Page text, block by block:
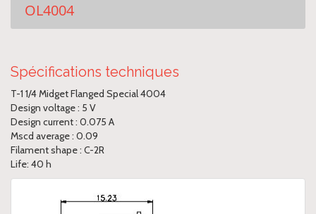
OL4004
Spécifications techniques
T-1 1/4 Midget Flanged Special 4004
Design voltage : 5 V
Design current : 0.075 A
Mscd average : 0.09
Filament shape : C-2R
Life: 40 h